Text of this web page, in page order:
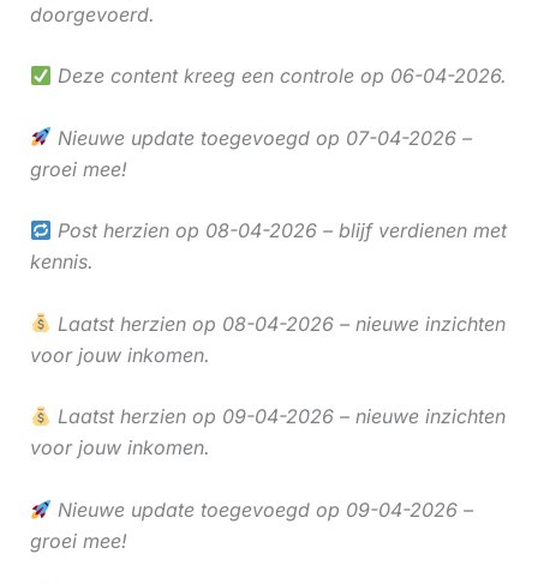
doorgevoerd.
Deze content kreeg een controle op 06-04-2026.
Nieuwe update toegevoegd op 07-04-2026 –
groei mee!
Post herzien op 08-04-2026 – blijf verdienen met
kennis.
Laatst herzien op 08-04-2026 – nieuwe inzichten
voor jouw inkomen.
Laatst herzien op 09-04-2026 – nieuwe inzichten
voor jouw inkomen.
Nieuwe update toegevoegd op 09-04-2026 –
groei mee!